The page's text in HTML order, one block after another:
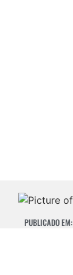
PUBLICADO EM: